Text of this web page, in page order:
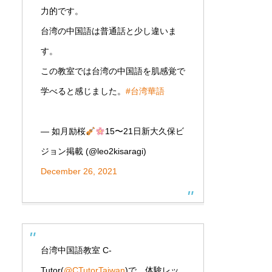
力的です。
台湾の中国語は普通話と少し違いま
す。
この教室では台湾の中国語を肌感覚で
学べると感じました。 #台湾華語
— 如月励桜 15〜21日新大久保ビ
ジョン掲載 (@leo2kisaragi)
December 26, 2021
台湾中国語教室 C-
Tutor(@CTutorTaiwan)で、体験レッ